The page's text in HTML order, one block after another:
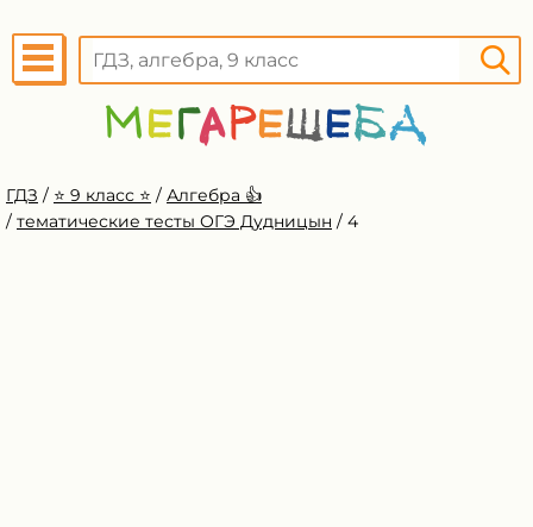
ГДЗ / ⭐️ 9 класс ⭐️ / Алгебра 👍
/ тематические тесты ОГЭ Дудницын / 4